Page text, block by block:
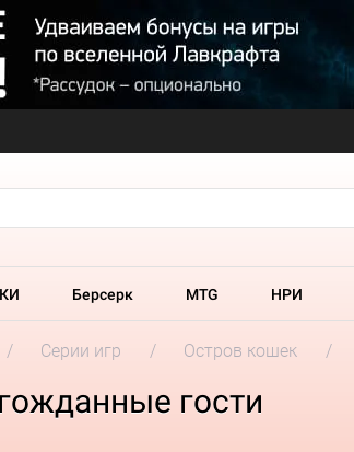
Берсерк MTG НРИ
Серии игр Остров кошек
гости